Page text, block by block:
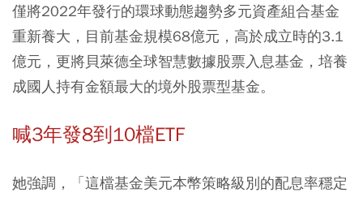
僅將2022年發行的環球動態趨勢多元資產組合基金
重新養大，目前基金規模68億元，高於成立時的3.1
億元，更將貝萊德全球智慧數據股票入息基金，培養
成國人持有金額最大的境外股票型基金。
喊3年發8到10檔ETF
她強調，「這檔基金美元本幣策略級別的配息率穩定